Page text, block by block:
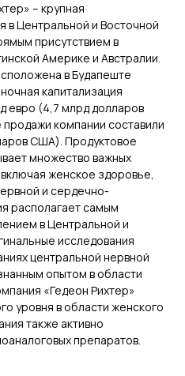
– крупная
в Центральной и Восточной
присутствием в
Америке и Австралии.
в Будапеште
капитализация
евро (4,7 млрд долларов
компании составили
США). Продуктовое
множество важных
женское здоровье,
и сердечно-
располагает самым
в Центральной и
исследования
центральной нервной
опытом в области
«Гедеон Рихтер»
уровня в области женского
также активно
препаратов.